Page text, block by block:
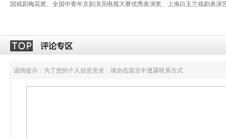
国戏剧梅花奖、全国中青年京剧演员电视大赛优秀表演奖、上海白玉兰戏剧表演
温情提示：为了您的个人信息安全，请勿在留言中透露联系方式